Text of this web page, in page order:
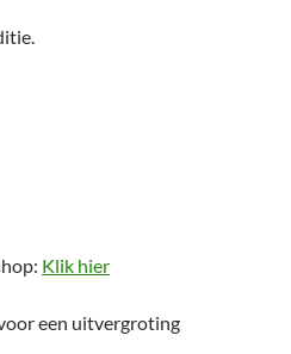
Klik hier
een uitvergroting